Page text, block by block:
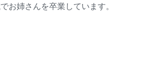
お姉さんを卒業しています。